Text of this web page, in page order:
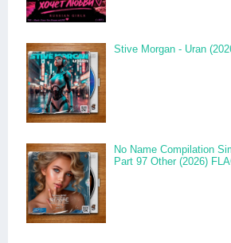
Stive Morgan - Uran
No Name Compilation
Part 97 Other (2026)